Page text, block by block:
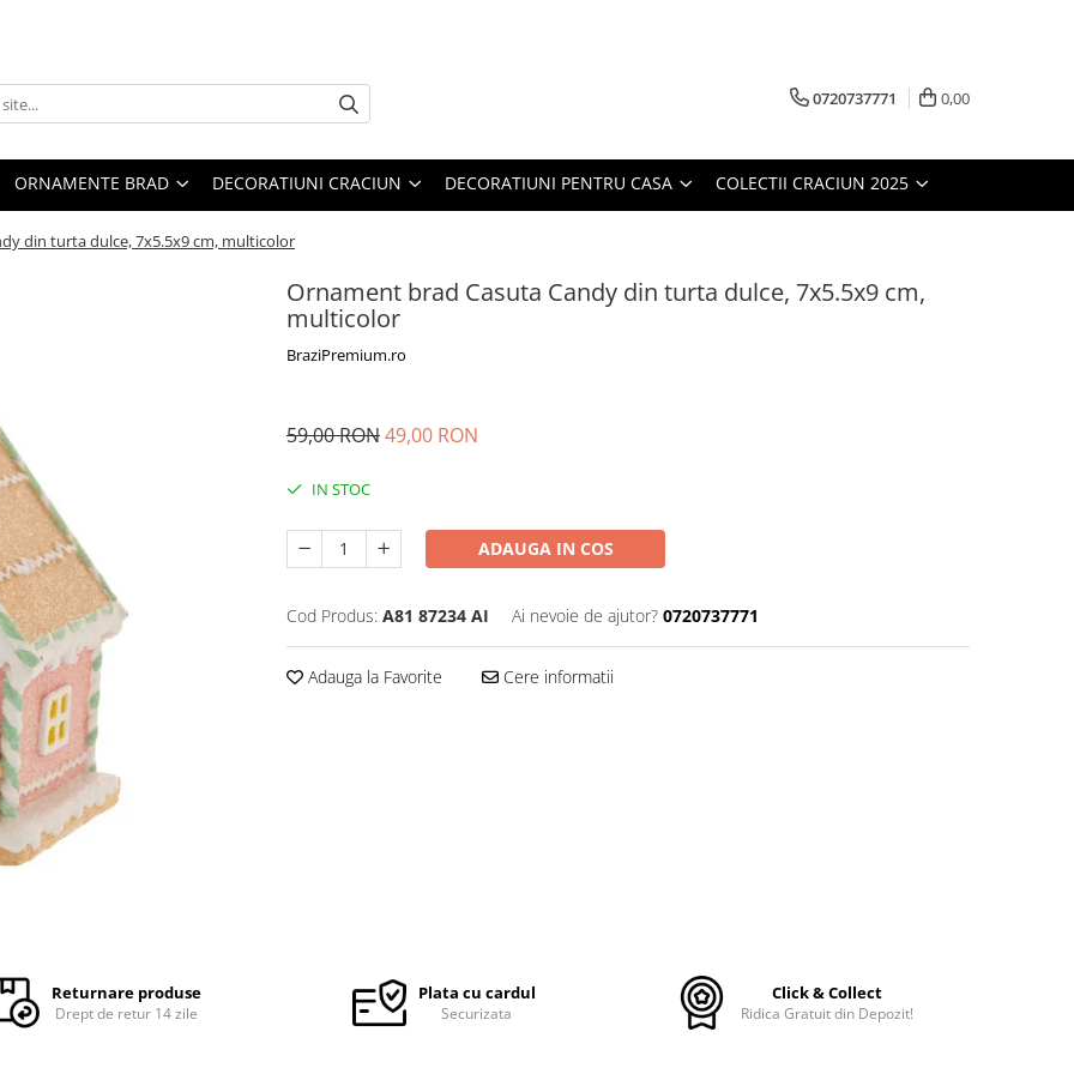
0720737771 0,00
ORNAMENTE BRAD DECORATIUNI CRACIUN DECORATIUNI PENTRU CASA COLECTII CRACIUN 2025
din turta dulce, 7x5.5x9 cm, multicolor
Ornament brad Casuta Candy din turta dulce, 7x5.5x9 cm,
multicolor
BraziPremium.ro
59,00 RON49,00 RON
IN STOC
ADAUGA IN COS
Cod Produs: A81 87234 AI Ai nevoie de ajutor? 0720737771
Adauga la Favorite Cere informatii
Returnare produse
Drept de retur 14 zile
Plata cu cardul
Securizata
Click & Collect
Ridica Gratuit din Depozit!